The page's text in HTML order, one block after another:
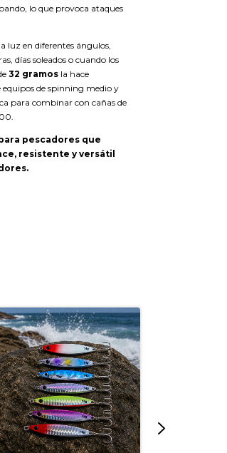
lo que provoca ataques
luz en diferentes ángulos,
días soleados o cuando los
32 gramos la hace
de spinning medio y
para combinar con cañas de
pescadores que
resistente y versátil